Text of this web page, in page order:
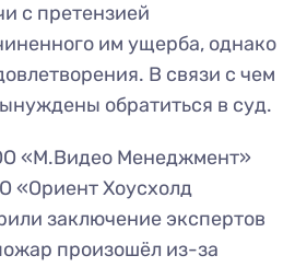
с претензией
им ущерба, однако
В связи с чем
обратиться в суд.
«М.Видео Менеджмент»
«Ориент Хоусхолд
заключение экспертов
произошёл из-за